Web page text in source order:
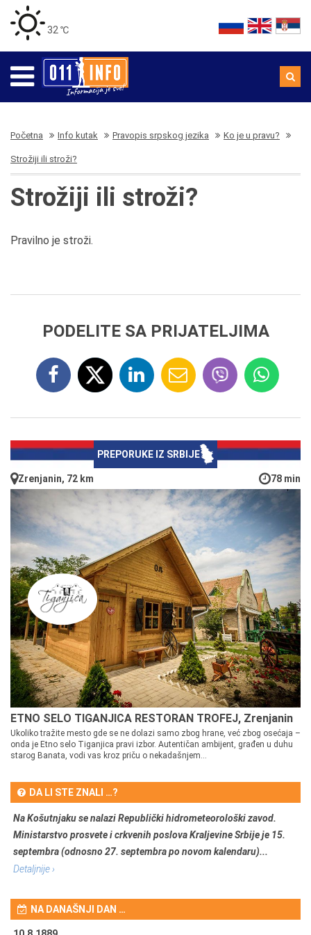
32 ℃
Početna Info kutak Pravopis srpskog jezika Ko je u pravu?
Strožiji ili stroži?
Strožiji ili stroži?
Pravilno je stroži.
PODELITE SA PRIJATELJIMA
PREPORUKE IZ SRBIJE
Zrenjanin, 72 km 78 min
ETNO SELO TIGANJICA RESTORAN TROFEJ, Zrenjanin
Ukoliko tražite mesto gde se ne dolazi samo zbog hrane, već zbog osećaja –
onda je Etno selo Tiganjica pravi izbor. Autentičan ambijent, građen u duhu
starog Banata, vodi vas kroz priču o nekadašnjem...
DA LI STE ZNALI …?
Na Košutnjaku se nalazi Republički hidrometeorološki zavod.
Ministarstvo prosvete i crkvenih poslova Kraljevine Srbije je 15.
septembra (odnosno 27. septembra po novom kalendaru)...
Detaljnije ›
NA DANAŠNJI DAN …